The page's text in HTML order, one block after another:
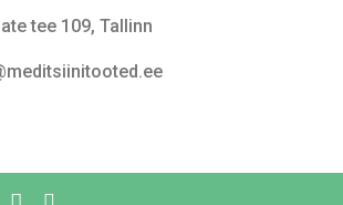
tee 109, Tallinn